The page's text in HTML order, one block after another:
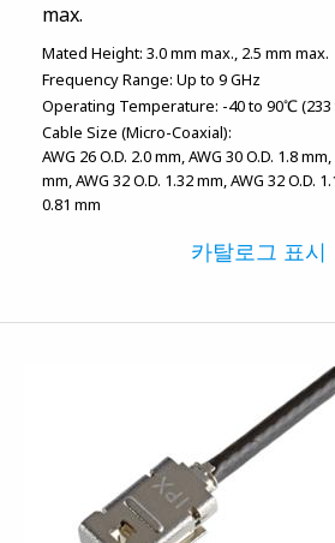
max.
Mated Height: 3.0 mm max. 2.5 mm max.
Frequency Range: Up to 9 GHz
Operating Temperature: -40 to 90℃ (233
Cable Size (Micro-Coaxial):
AWG 26 O.D. 2.0 mm AWG 30 O.D. 1.8 mm
mm AWG 32 O.D. 1.32 mm AWG 32 O.D.
0.81 mm
카탈로그 표시